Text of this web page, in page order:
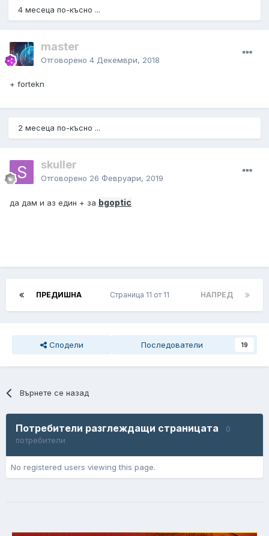
4 месеца по-късно ...
master
Отговорено 4 Декември, 2018
+ fortekn
2 месеца по-късно ...
skuller
Отговорено 26 Февруари, 2019
да дам и аз един + за bgoptic
ПРЕДИШНА НАПРЕД
Страница 11 от 11
Сподели Последователи 19
Върнете се назад
Потребители разглеждащи страницата
0
потребители
No registered users viewing this page.